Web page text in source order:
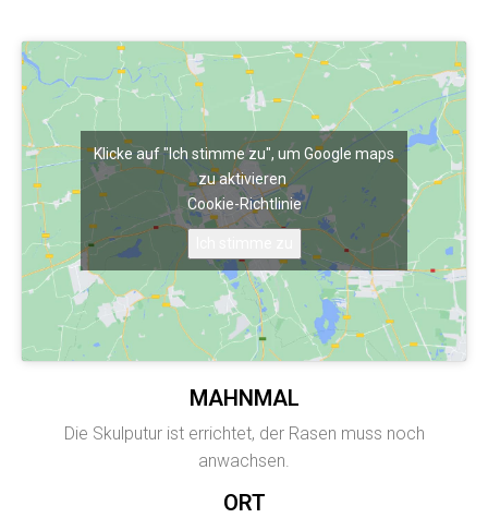
Klicke auf "Ich stimme zu", um Google maps
zu aktivieren
Cookie-Richtlinie
MAHNMAL
Die Skulputur ist errichtet, der Rasen muss noch
anwachsen.
ORT